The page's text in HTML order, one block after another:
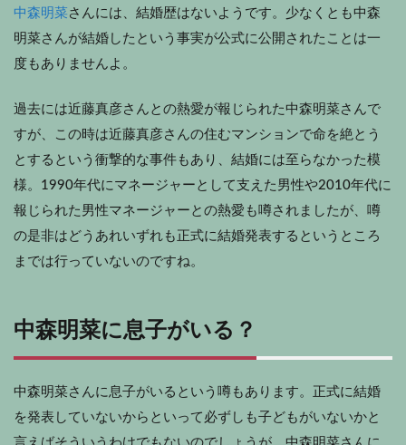
中森明菜 さんには、結婚歴はないようです。少なくとも中森
明菜さんが結婚したという事実が公式に公開されたことは一
度もありませんよ。
過去には近藤真彦さんとの熱愛が報じられた中森明菜さんで
すが、この時は近藤真彦さんの住むマンションで命を絶とう
とするという衝撃的な事件もあり、結婚には至らなかった模
様。1990年代にマネージャーとして支えた男性や2010年代に
報じられた男性マネージャーとの熱愛も噂されましたが、噂
の是非はどうあれいずれも正式に結婚発表するというところ
までは行っていないのですね。
中森明菜に息子がいる？
中森明菜さんに息子がいるという噂もあります。正式に結婚
を発表していないからといって必ずしも子どもがいないかと
言えばそういうわけでもないのでしょうが、中森明菜さんに